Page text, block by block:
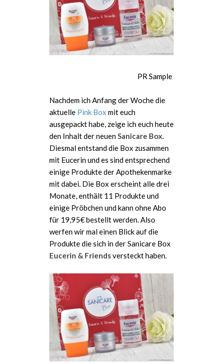
PR Sample
Nachdem ich Anfang der Woche die
aktuelle Pink Box mit euch
ausgepackt habe, zeige ich euch heute
den Inhalt der neuenSanicare Box.
Diesmal entstand die Box zusammen
mit Eucerin und es sind entsprechend
einige Produkte der Apothekenmarke
mit dabei. Die Box erscheint alle drei
Monate, enthält 11 Produkte und
einige Pröbchen und kann ohne Abo
für 19,95€ bestellt werden. Also
werfen wir mal einen Blick auf die
Produkte die sich in der Sanicare Box
Eucerin & Friendsversteckt haben.